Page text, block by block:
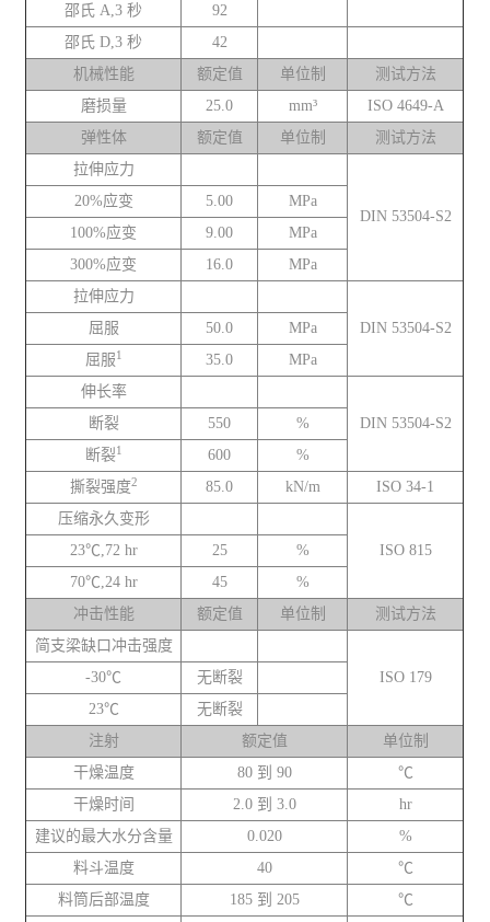
邵氏 A,3 秒
92
邵氏 D,3 秒
42
机械性能
额定值 单位制
测试方法
磨损量
25.0 mm³
ISO 4649-A
弹性体
额定值 单位制
测试方法
拉伸应力
DIN 53504-S2
20%应变 5.00
MPa
100%应变
9.00
MPa
300%应变
16.0
MPa
拉伸应力
DIN 53504-S2
屈服 50.0
MPa
屈服1 35.0
MPa
伸长率
DIN 53504-S2
断裂 550
%
断裂1 600
%
撕裂强度2 85.0 kN/m
ISO 34-1
压缩永久变形
ISO 815
23℃,72 hr 25
%
70℃,24 hr
45
%
冲击性能
额定值 单位制
测试方法
简支梁缺口冲击强度
ISO 179
-30℃
无断裂
23℃
无断裂
注射
额定值
单位制
干燥温度
80 到 90
℃
干燥时间
2.0 到 3.0
hr
建议的最大水分含量
0.020
%
料斗温度
40
℃
料筒后部温度
185 到 205 ℃